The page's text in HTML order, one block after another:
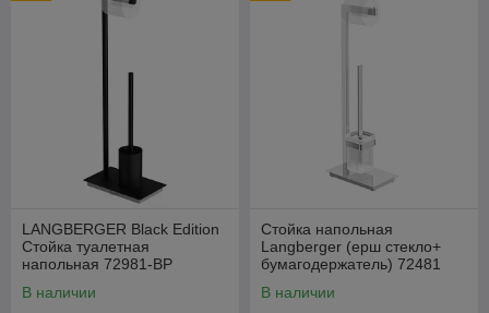
LANGBERGER Black Edition
Стойка туалетная
напольная 72981-BP
В наличии
Стойка напольная
Langberger (ерш стекло+
бумагодержатель) 72481
В наличии